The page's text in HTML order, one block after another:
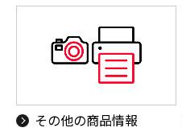
その他の商品情報